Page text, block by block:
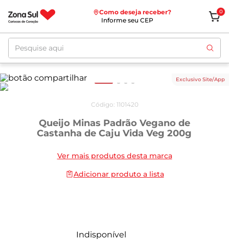
Como deseja receber?
Informe seu CEP
0
Pesquise aqui
Exclusivo Site/App
Código: 1101420
Queijo Minas Padrão Vegano de
Castanha de Caju Vida Veg 200g
Ver mais produtos desta marca
Adicionar produto a lista
Indisponível